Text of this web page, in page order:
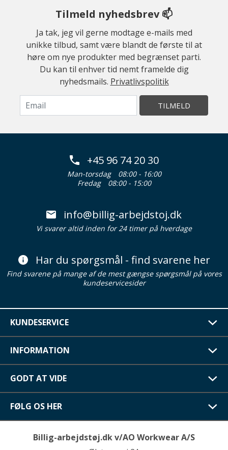
Tilmeld nyhedsbrev 📫
Ja tak, jeg vil gerne modtage e-mails med
unikke tilbud, samt være blandt de første til at
høre om nye produkter med begrænset parti.
Du kan til enhver tid nemt framelde dig
nyhedsmails. Privatlivspolitik
TILMELD
+45 96 74 20 30
Man-torsdag
08:00 - 16:00
Fredag
08:00 - 15:00
info@billig-arbejdstoj.dk
Vi svarer altid inden for 24 timer på hverdage
Har du spørgsmål - find svarene her
Find svarene på mange af de mest gængse spørgsmål på vores
kundeservicesider
KUNDESERVICE
INFORMATION
GODT AT VIDE
FØLG OS HER
Billig-arbejdstøj.dk v/AO Workwear A/S